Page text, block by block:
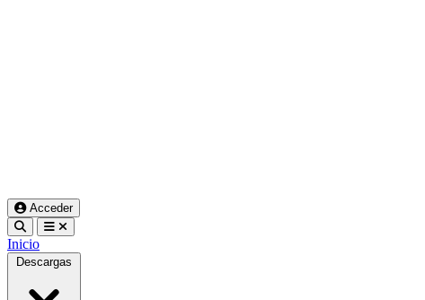
Acceder
Inicio
Descargas